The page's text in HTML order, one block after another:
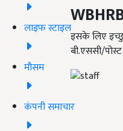
लाइफ स्टाइल
मौसम
कंपनी समाचार
इसके लिए
बी.एससी/